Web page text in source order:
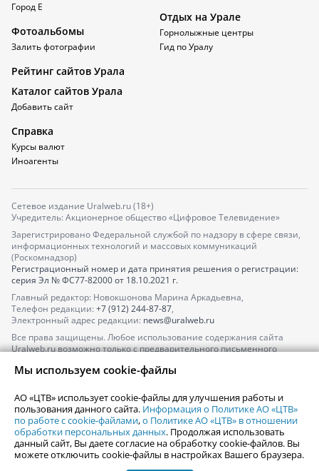
Город Е
Фотоальбомы
Залить фотографии
Отдых на Урале
Горнолыжные центры
Гид по Уралу
Рейтинг сайтов Урала
Каталог сайтов Урала
Добавить сайт
Справка
Курсы валют
Иноагенты
Сетевое издание Uralweb.ru (18+)
Учредитель: Акционерное общество «Цифровое Телевидение»
Зарегистрировано Федеральной службой по надзору в сфере связи,
информационных технологий и массовых коммуникаций
(Роскомнадзор)
Регистрационный номер и дата принятия решения о регистрации:
серия Эл № ФС77-82000от 18.10.2021 г.
Главный редактор: Новокшонова Марина Аркадьевна,
Телефон редакции: +7 (912) 244-87-87,
Электронный адрес редакции: news@uralweb.ru
Все права защищены. Любое использование содержания сайта
Uralweb.ru возможно только с предварительного письменного
По вопросам размещения рекламы обращайтесь по тел.
По вопросам размещения информации в разделе «Афиша»
afisha@uralweb.ru
Пользовательское соглашение на использование сайта
Политика АО «ЦТВ» в отношении обработки персональных данных
Мы используем cookie-файлы
АО «ЦТВ» использует cookie-файлы для улучшения работы и
пользования данного сайта. Информация о Политике АО «ЦТВ»
по работе с cookie-файлами,о Политике АО «ЦТВ» в отношении
обработки персональных данных. Продолжая использовать
данный сайт, Вы даете согласие на обработку cookie-файлов. Вы
можете отключить cookie-файлы в настройках Вашего браузера.